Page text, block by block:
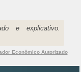
e explicativo.
Econômico Autorizado